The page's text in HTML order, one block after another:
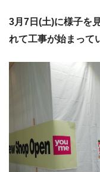
3月7日(土)に様子を
れて工事が始まって